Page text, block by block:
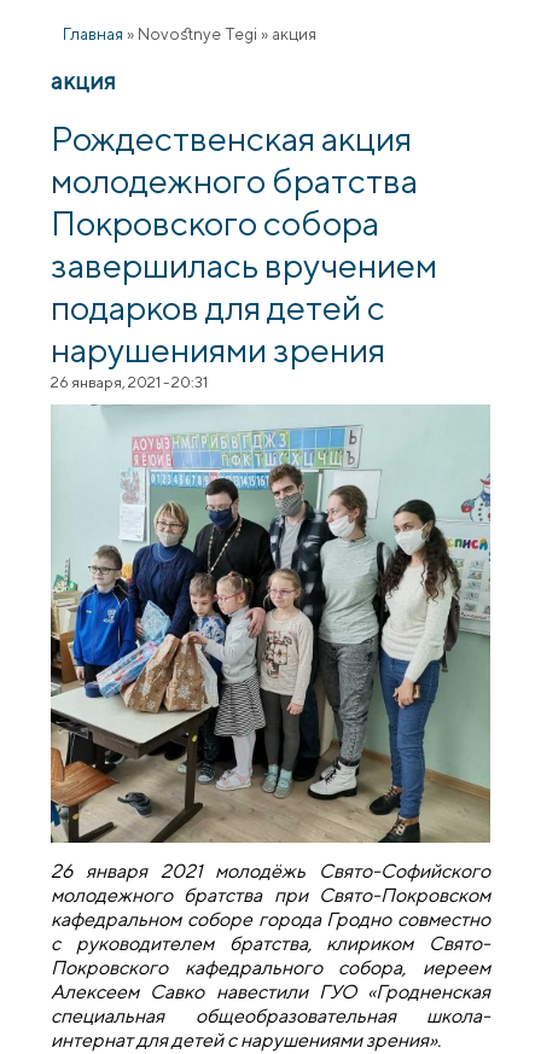
Главная » Novostnye Tegi » акция
акция
Рождественская акция
молодежного братства
Покровского собора
завершилась вручением
подарков для детей с
нарушениями зрения
26 января, 2021 - 20:31
26 января 2021 молодёжь Свято-Софийского
молодежного братства при Свято-Покровском
кафедральном соборе города Гродно совместно
с руководителем братства, клириком Свято-
Покровского кафедрального собора, иереем
Алексеем Савко навестили ГУО «Гродненская
специальная общеобразовательная школа-
интернат для детей с нарушениями зрения».